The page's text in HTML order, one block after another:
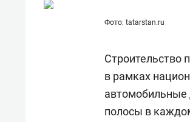
Фото: tatarstan.ru
Строительство
в рамках
автомобильные
полосы в